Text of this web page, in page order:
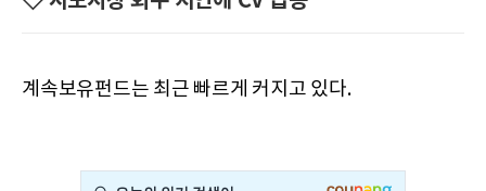
계속보유펀드는 최근 빠르게 커지고 있다.